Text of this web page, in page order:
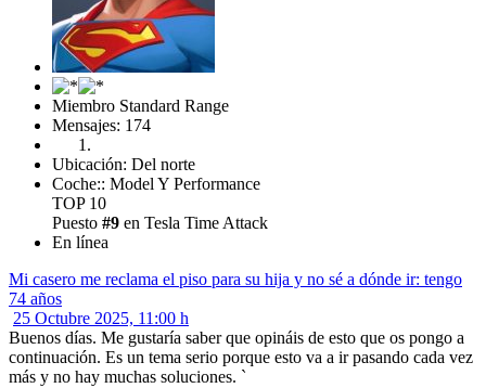
Miembro Standard Range
Mensajes: 174
Ubicación: Del norte
Coche:: Model Y Performance
TOP 10
Puesto #9 en Tesla Time Attack
En línea
Mi casero me reclama el piso para su hija y no sé a dónde ir: tengo
74 años
25 Octubre 2025, 11:00 h
Buenos días. Me gustaría saber que opináis de esto que os pongo a
continuación. Es un tema serio porque esto va a ir pasando cada vez
más y no hay muchas soluciones. `